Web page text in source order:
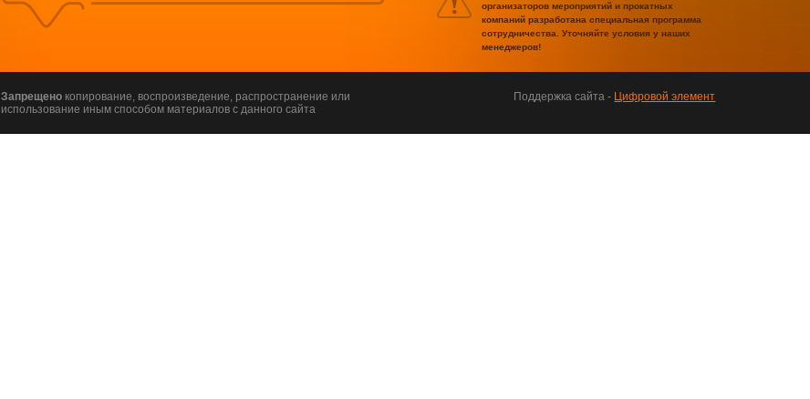
организаторов мероприятий и прокатных
компаний разработана специальная программа
сотрудничества. Уточняйте условия у наших
менеджеров!
Запрещенокопирование, воспроизведение, распространение или
использование иным способом материалов с данного сайта
Поддержка сайта - Цифровой элемент